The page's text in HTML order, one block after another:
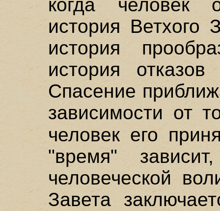
когда человек
история Ветхого
история
история
Спасение
зависимости от
человек его
"время"
человеческой
Завета